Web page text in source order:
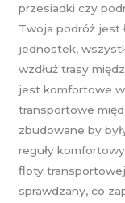
przesiadki czy
Twoja podróż jest
jednostek,
wzdłuż trasy
jest komfortowe
transportowe
zbudowane by
reguły
floty
sprawdzany, co